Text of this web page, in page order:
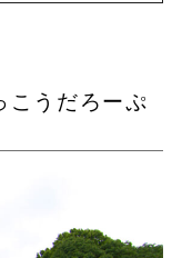
こうだろーぷ